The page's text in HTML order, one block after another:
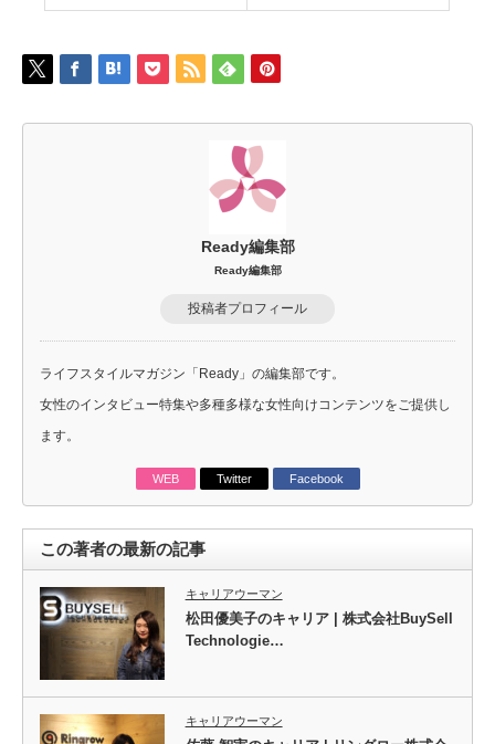
Ready編集部
Ready編集部
投稿者プロフィール
ライフスタイルマガジン「Ready」の編集部です。
女性のインタビュー特集や多種多様な女性向けコンテンツをご提供し
ます。
WEB Twitter Facebook
この著者の最新の記事
キャリアウーマン
松田優美子のキャリア | 株式会社BuySell
Technologie…
キャリアウーマン